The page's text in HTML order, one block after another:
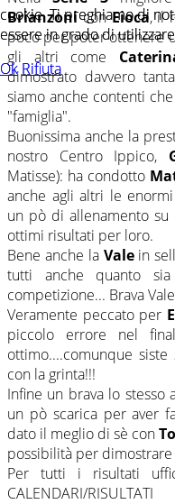
BrianzoniconEioca, il
poco per poter ottenere
gli altri come
dimostrato davvero
siamo anche contenti
"famiglia".
Buonissima anche la
nostro Centro Ippico,
Matisse): ha condotto
anche agli altri le
un pò di allenamento
ottimi risultati per loro.
Bene anche la Valein
tutti anche quanto
competizione... Brava
Veramente peccato per
piccolo errore nel
ottimo....comunque
con la grinta!!!
Infine un brava lo stesso
un pò scarica per aver
dato il meglio di sè con
possibilità per
Per tutti i risultati
CALENDARI/RISULTATI
cookie. Ti preghiamo di
essere in grado di
Ok Rifiuta
cookie. Ti preghiamo di
essere in grado di
Ok Rifiuta